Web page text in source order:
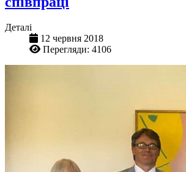
Деталі
12 червня 2018
Перегляди: 4106